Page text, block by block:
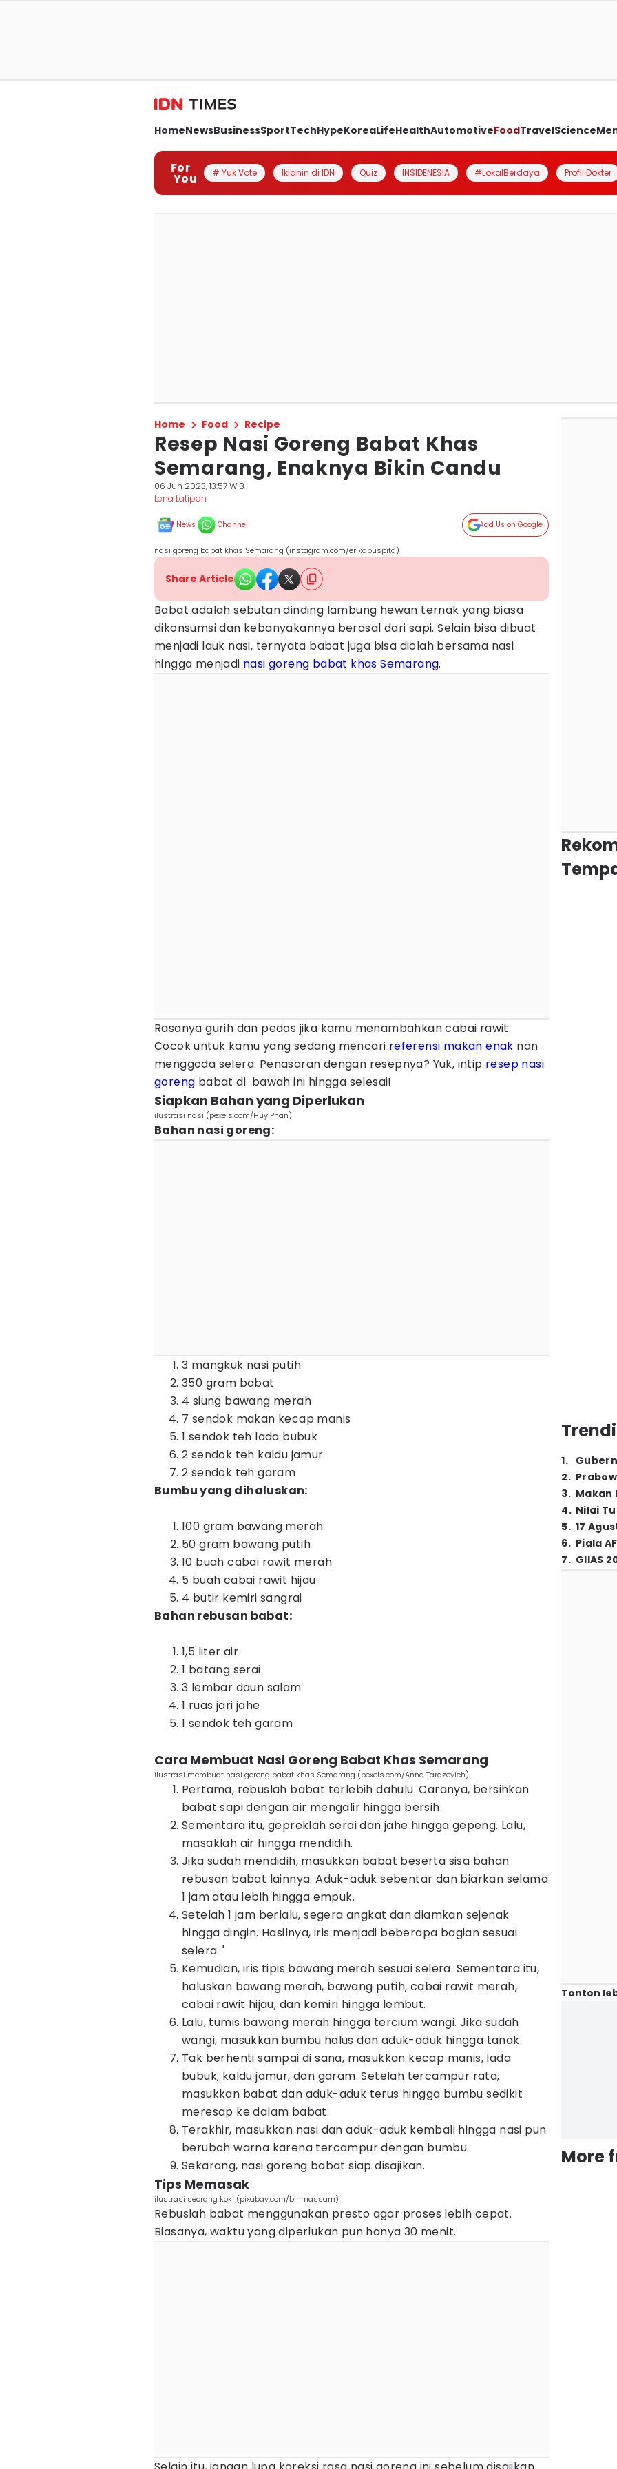
HomeNewsBusinessSportTechHypeKoreaLifeHealthAutomotiveFoodTravelScience
For
You # Yuk Vote Iklanin di IDN Quiz INSIDENESIA #LokalBerdaya Profil Dokter
Home Food Recipe
Resep Nasi Goreng Babat Khas
Semarang, Enaknya Bikin Candu
06 Jun 2023, 13:57 WIB
Lena Latipah
News Channel Add Us on Google
nasi goreng babat khas Semarang (instagram.com/erikapuspita)
Share Article
Babat adalah sebutan dinding lambung hewan ternak yang biasa
dikonsumsi dan kebanyakannya berasal dari sapi. Selain bisa dibuat
menjadi lauk nasi, ternyata babat juga bisa diolah bersama nasi
hingga menjadi nasi goreng babat khas Semarang.
Rasanya gurih dan pedas jika kamu menambahkan cabai rawit.
Cocok untuk kamu yang sedang mencari referensi makan enak nan
menggoda selera. Penasaran dengan resepnya? Yuk, intip resep nasi
goreng babat di bawah ini hingga selesai!
Siapkan Bahan yang Diperlukan
ilustrasi nasi (pexels.com/Huy Phan)
Bahan nasi goreng:
3 mangkuk nasi putih
350 gram babat
4 siung bawang merah
7 sendok makan kecap manis
1 sendok teh lada bubuk
2 sendok teh kaldu jamur
2 sendok teh garam
Bumbu yang dihaluskan:
100 gram bawang merah
50 gram bawang putih
10 buah cabai rawit merah
5 buah cabai rawit hijau
4 butir kemiri sangrai
Bahan rebusan babat:
1,5 liter air
1 batang serai
3 lembar daun salam
1 ruas jari jahe
1 sendok teh garam
Cara Membuat Nasi Goreng Babat Khas Semarang
ilustrasi membuat nasi goreng babat khas Semarang (pexels.com/Anna Tarazevich)
Pertama, rebuslah babat terlebih dahulu. Caranya, bersihkan
babat sapi dengan air mengalir hingga bersih.
Sementara itu, gepreklah serai dan jahe hingga gepeng. Lalu,
masaklah air hingga mendidih.
Jika sudah mendidih, masukkan babat beserta sisa bahan
rebusan babat lainnya. Aduk-aduk sebentar dan biarkan selama
1 jam atau lebih hingga empuk.
Setelah 1 jam berlalu, segera angkat dan diamkan sejenak
hingga dingin. Hasilnya, iris menjadi beberapa bagian sesuai
selera. '
Kemudian, iris tipis bawang merah sesuai selera. Sementara itu,
haluskan bawang merah, bawang putih, cabai rawit merah,
cabai rawit hijau, dan kemiri hingga lembut.
Lalu, tumis bawang merah hingga tercium wangi. Jika sudah
wangi, masukkan bumbu halus dan aduk-aduk hingga tanak.
Tak berhenti sampai di sana, masukkan kecap manis, lada
bubuk, kaldu jamur, dan garam. Setelah tercampur rata,
masukkan babat dan aduk-aduk terus hingga bumbu sedikit
meresap ke dalam babat.
Terakhir, masukkan nasi dan aduk-aduk kembali hingga nasi pun
berubah warna karena tercampur dengan bumbu.
Sekarang, nasi goreng babat siap disajikan.
Tips Memasak
ilustrasi seorang koki (pixabay.com/binmassam)
Rebuslah babat menggunakan presto agar proses lebih cepat.
Biasanya, waktu yang diperlukan pun hanya 30 menit.
1.
2.
3. Makan
4. Nilai
5. 17
6. Piala
7. GIIAS
Tonton
More